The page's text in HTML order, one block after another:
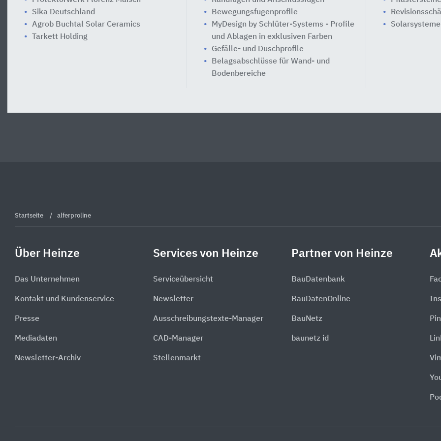
Sika Deutschland
Agrob Buchtal Solar Ceramics
Tarkett Holding
Bewegungsfugenprofile
MyDesign by Schlüter-Systems - Profile
und Ablagen in exklusiven Farben
Gefälle- und Duschprofile
Belagsabschlüsse für Wand- und
Bodenbereiche
Solarsysteme
Startseite alferproline
Über Heinze
Das Unternehmen
Kontakt und Kundenservice
Presse
Mediadaten
Newsletter-Archiv
Services von Heinze
Serviceübersicht
Newsletter
Ausschreibungstexte-Manager
CAD-Manager
Stellenmarkt
Partner von Heinze
BauDatenbank
BauDatenOnline
BauNetz
baunetz id